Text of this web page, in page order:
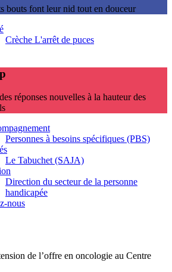
bouts font leur nid tout en douceur
Crèche L'arrêt de puces
réponses nouvelles à la hauteur des
Personnes à besoins spécifiques (PBS)
Le Tabuchet (SAJA)
Direction du secteur de la personne
handicapée
nous
de l’offre en oncologie au Centre